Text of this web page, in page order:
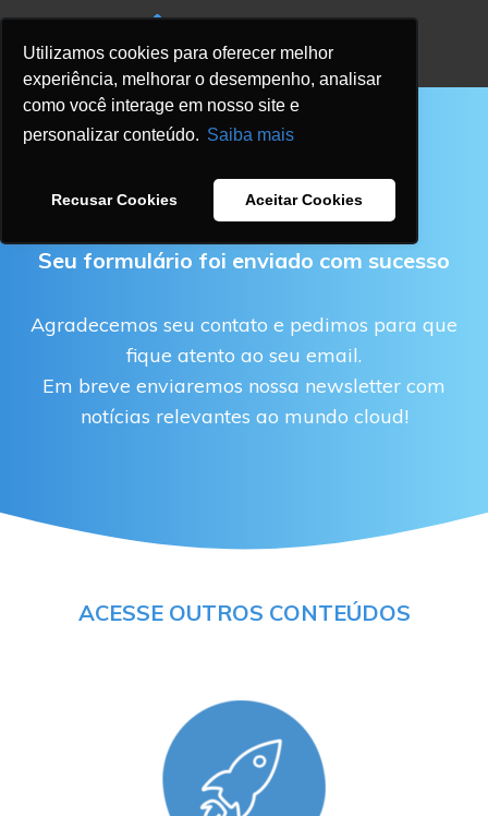
Utilizamos cookies para oferecer melhor
experiência, melhorar o desempenho, analisar
como você interage em nosso site e
personalizar conteúdo. Saiba mais
Recusar Cookies Aceitar Cookies
OBRIGADO!
Seu formulário foi enviado com sucesso
Agradecemos seu contato e pedimos para que
fique atento ao seu email.
Em breve enviaremos nossa newsletter com
notícias relevantes ao mundo cloud!
ACESSE OUTROS CONTEÚDOS